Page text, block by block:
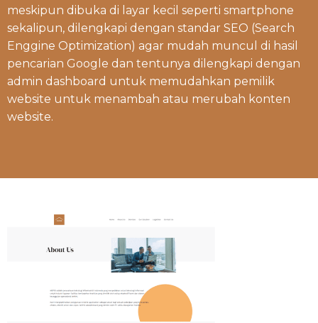
meskipun dibuka di layar kecil seperti smartphone
sekalipun, dilengkapi dengan standar SEO (Search
Enggine Optimization) agar mudah muncul di hasil
pencarian Google dan tentunya dilengkapi dengan
admin dashboard untuk memudahkan pemilik
website untuk menambah atau merubah konten
website.